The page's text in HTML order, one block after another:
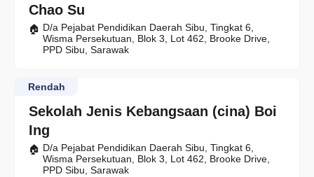
Chao Su
D/a Pejabat Pendidikan Daerah Sibu, Tingkat 6,
Wisma Persekutuan, Blok 3, Lot 462, Brooke Drive,
PPD Sibu, Sarawak
Sekolah Jenis Kebangsaan (cina) Boi
Ing
Rendah
D/a Pejabat Pendidikan Daerah Sibu, Tingkat 6,
Wisma Persekutuan, Blok 3, Lot 462, Brooke Drive,
PPD Sibu, Sarawak